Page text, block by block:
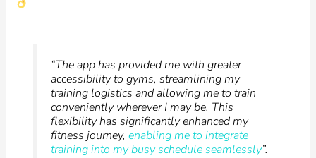
“The app has provided me with greater
accessibility to gyms, streamlining my
training logistics and allowing me to train
conveniently wherever I may be. This
flexibility has significantly enhanced my
fitness journey, enabling me to integrate
training into my busy schedule seamlessly”.